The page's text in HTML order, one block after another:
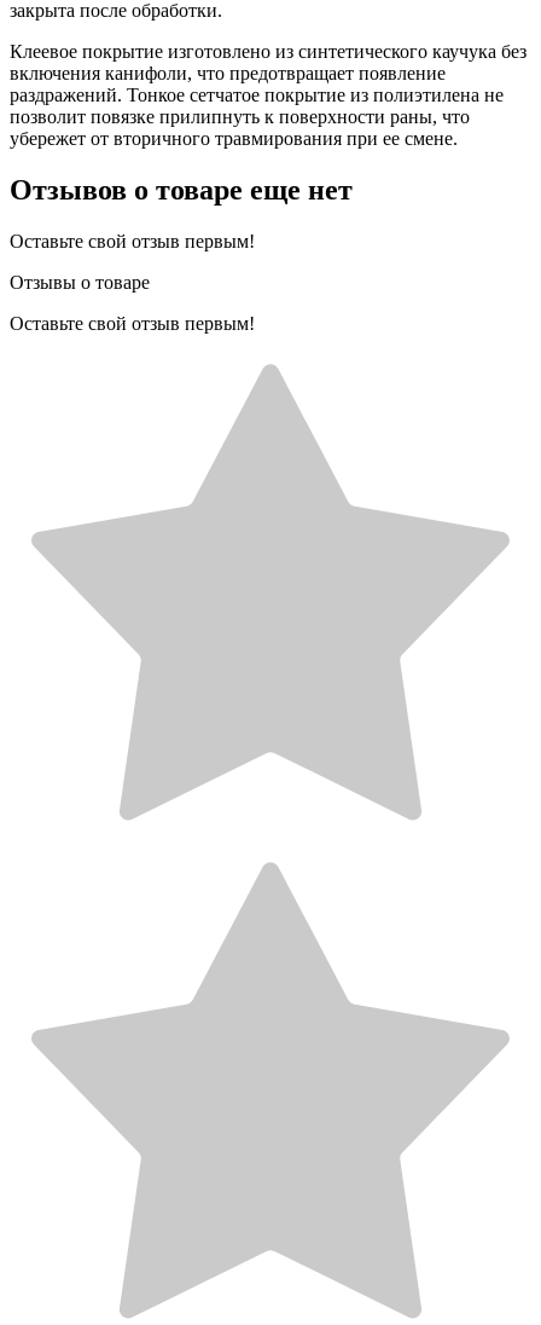
закрыта после обработки.
Клеевое покрытие изготовлено из синтетического каучука без
включения канифоли, что предотвращает появление
раздражений. Тонкое сетчатое покрытие из полиэтилена не
позволит повязке прилипнуть к поверхности раны, что
убережет от вторичного травмирования при ее смене.
Отзывов о товаре еще нет
Оставьте свой отзыв первым!
Отзывы о товаре
Оставьте свой отзыв первым!